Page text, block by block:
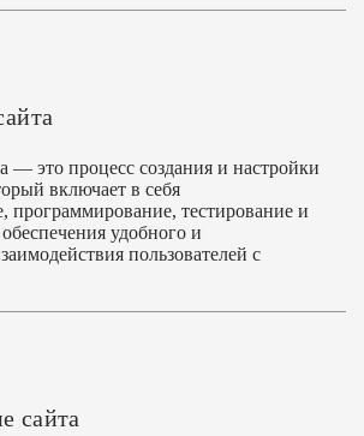
— это процесс создания и настройки
включает в себя
программирование, тестирование и
удобного и
пользователей с
сайта